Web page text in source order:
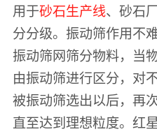
用于砂石生产线、砂石
分分级。振动筛作用不
振动筛网筛分物料，当
由振动筛进行区分，对
被振动筛选出以后，再
直至达到理想粒度。红